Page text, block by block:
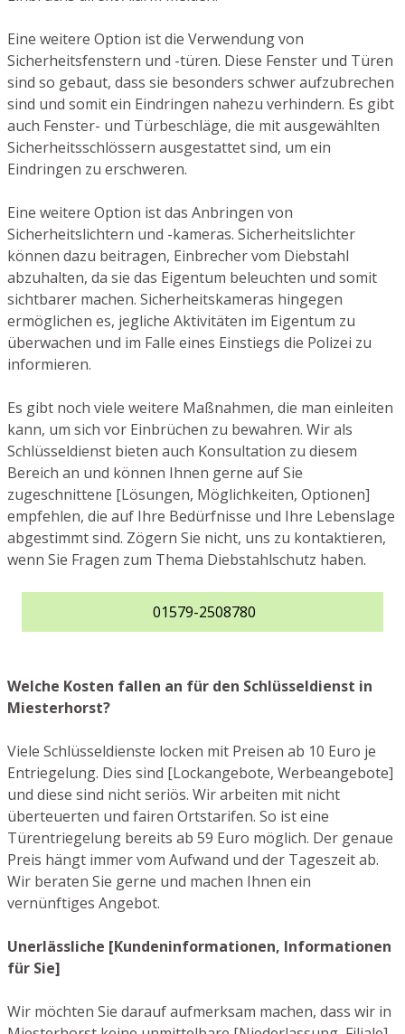
Eine weitere Option ist die Verwendung von
Sicherheitsfenstern und -türen. Diese Fenster und Türen
sind so gebaut, dass sie besonders schwer aufzubrechen
sind und somit ein Eindringen nahezu verhindern. Es gibt
auch Fenster- und Türbeschläge, die mit ausgewählten
Sicherheitsschlössern ausgestattet sind, um ein
Eindringen zu erschweren.
Eine weitere Option ist das Anbringen von
Sicherheitslichtern und -kameras. Sicherheitslichter
können dazu beitragen, Einbrecher vom Diebstahl
abzuhalten, da sie das Eigentum beleuchten und somit
sichtbarer machen. Sicherheitskameras hingegen
ermöglichen es, jegliche Aktivitäten im Eigentum zu
überwachen und im Falle eines Einstiegs die Polizei zu
informieren.
Es gibt noch viele weitere Maßnahmen, die man einleiten
kann, um sich vor Einbrüchen zu bewahren. Wir als
Schlüsseldienst bieten auch Konsultation zu diesem
Bereich an und können Ihnen gerne auf Sie
zugeschnittene [Lösungen, Möglichkeiten, Optionen]
empfehlen, die auf Ihre Bedürfnisse und Ihre Lebenslage
abgestimmt sind. Zögern Sie nicht, uns zu kontaktieren,
wenn Sie Fragen zum Thema Diebstahlschutz haben.
01579-2508780
Welche Kosten fallen an für den Schlüsseldienst in
Miesterhorst?
Viele Schlüsseldienste locken mit Preisen ab 10 Euro je
Entriegelung. Dies sind [Lockangebote, Werbeangebote]
und diese sind nicht seriös. Wir arbeiten mit nicht
überteuerten und fairen Ortstarifen. So ist eine
Türentriegelung bereits ab 59 Euro möglich. Der genaue
Preis hängt immer vom Aufwand und der Tageszeit ab.
Wir beraten Sie gerne und machen Ihnen ein
vernünftiges Angebot.
Unerlässliche [Kundeninformationen, Informationen
für Sie]
Wir möchten Sie darauf aufmerksam machen, dass wir in